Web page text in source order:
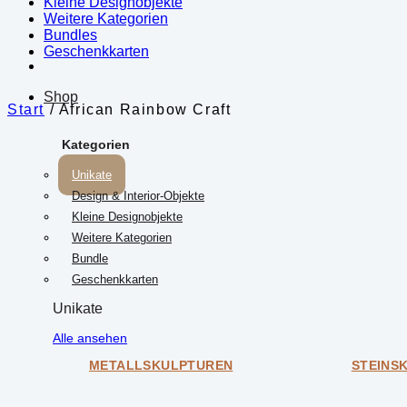
Shop
Kategorien
Unikate
Design & Interior-Objekte
Kleine Designobjekte
Weitere Kategorien
Bundle
Geschenkkarten
Unikate
Alle ansehen
METALLSKULPTUREN
Weitere Kategorien
Bundles
Geschenkkarten
Start / African Rainbow Craft